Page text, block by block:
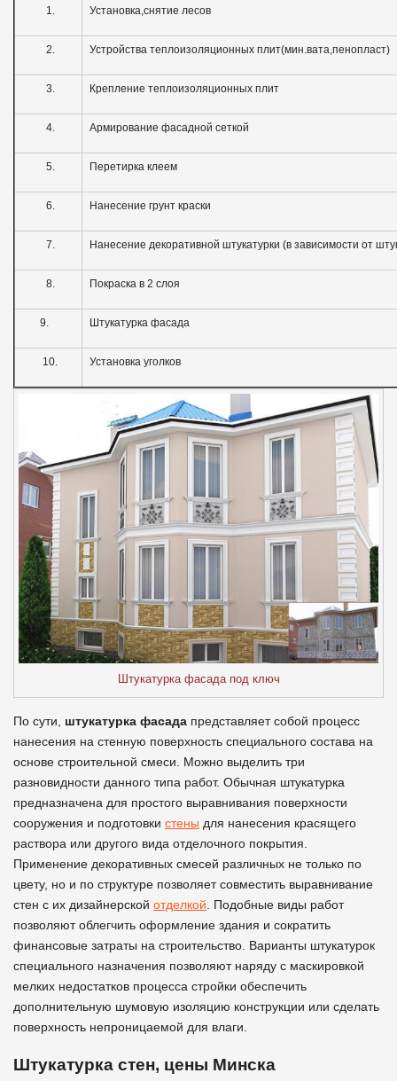
1. Установка,снятие лесов
2. Устройства теплоизоляционных плит(мин.вата,пенопласт)
3. Крепление теплоизоляционных плит
4. Армирование фасадной сеткой
5. Перетирка клеем
6. Нанесение грунт краски
7. Нанесение декоративной штукатурки (в зависимости от
8. Покраска в 2 слоя
9. Штукатурка фасада
10. Установка уголков
Штукатурка фасада под ключ
По сути, штукатурка фасада представляет собой процесс
нанесения на стенную поверхность специального состава на
основе строительной смеси. Можно выделить три
разновидности данного типа работ. Обычная штукатурка
предназначена для простого выравнивания поверхности
сооружения и подготовки стены для нанесения красящего
раствора или другого вида отделочного покрытия.
Применение декоративных смесей различных не только по
цвету, но и по структуре позволяет совместить выравнивание
стен с их дизайнерской отделкой . Подобные виды работ
позволяют облегчить оформление здания и сократить
финансовые затраты на строительство. Варианты штукатурок
специального назначения позволяют наряду с маскировкой
мелких недостатков процесса стройки обеспечить
дополнительную шумовую изоляцию конструкции или сделать
поверхность непроницаемой для влаги.
Штукатурка стен, цены Минска